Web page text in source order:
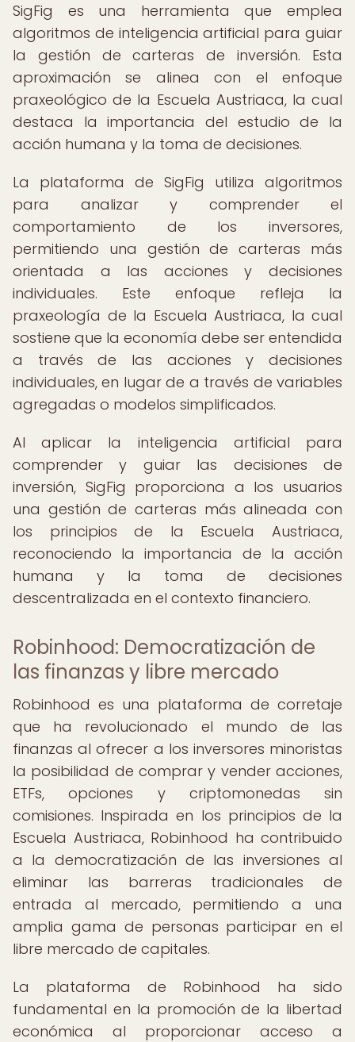
SigFig es una herramienta que emplea
algoritmos de inteligencia artificial para guiar
la gestión de carteras de inversión. Esta
aproximación se alinea con el enfoque
praxeológico de la Escuela Austriaca, la cual
destaca la importancia del estudio de la
acción humana y la toma de decisiones.
La plataforma de SigFig utiliza algoritmos
para analizar y comprender el
comportamiento de los inversores,
permitiendo una gestión de carteras más
orientada a las acciones y decisiones
individuales. Este enfoque refleja la
praxeología de la Escuela Austriaca, la cual
sostiene que la economía debe ser entendida
a través de las acciones y decisiones
individuales, en lugar de a través de variables
agregadas o modelos simplificados.
Al aplicar la inteligencia artificial para
comprender y guiar las decisiones de
inversión, SigFig proporciona a los usuarios
una gestión de carteras más alineada con
los principios de la Escuela Austriaca,
reconociendo la importancia de la acción
humana y la toma de decisiones
descentralizada en el contexto financiero.
Robinhood: Democratización de
las finanzas y libre mercado
Robinhood es una plataforma de corretaje
que ha revolucionado el mundo de las
finanzas al ofrecer a los inversores minoristas
la posibilidad de comprar y vender acciones,
ETFs, opciones y criptomonedas sin
comisiones. Inspirada en los principios de la
Escuela Austriaca, Robinhood ha contribuido
a la democratización de las inversiones al
eliminar las barreras tradicionales de
entrada al mercado, permitiendo a una
amplia gama de personas participar en el
libre mercado de capitales.
La plataforma de Robinhood ha sido
fundamental en la promoción de la libertad
económica al proporcionar acceso a